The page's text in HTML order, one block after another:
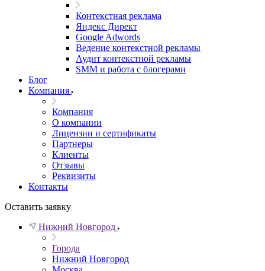
Контекстная реклама
Яндекс Директ
Google Adwords
Ведение контекстной рекламы
Аудит контекстной рекламы
SMM и работа с блогерами
Блог
Компания
Компания
О компании
Лицензии и сертификаты
Партнеры
Клиенты
Отзывы
Реквизиты
Контакты
Оставить заявку
Нижний Новгород
Города
Нижний Новгород